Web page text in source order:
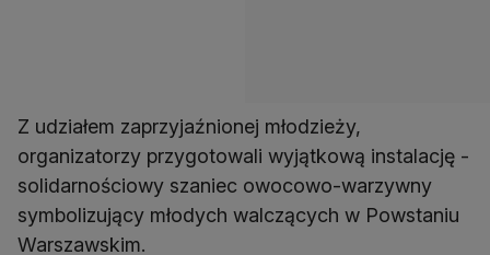
Z udziałem zaprzyjaźnionej młodzieży,
organizatorzy przygotowali wyjątkową instalację -
solidarnościowy szaniec owocowo-warzywny
symbolizujący młodych walczących w Powstaniu
Warszawskim.